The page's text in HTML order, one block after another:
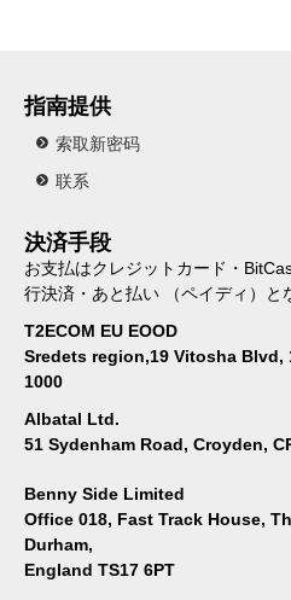
指南提供
索取新密码
联系
決済手段
お支払はクレジットカード・
行決済・あと払い （ペイディ）と
T2ECOM EU EOOD
Sredets region,19 Vitosha Blvd,
1000
Albatal Ltd.
51 Sydenham Road, Croyden,
Benny Side Limited
Office 018, Fast Track House,
Durham,
England TS17 6PT